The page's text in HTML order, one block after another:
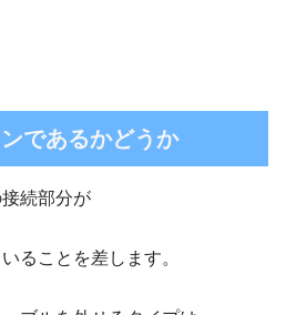
であるかどうか
続部分が
ることを差します。